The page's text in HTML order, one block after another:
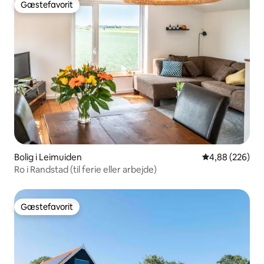
Gæstefavorit
Gæstefavorit
Bolig i Leimuiden 4,88 ud af 5 i
4,88 (226)
Ro i Randstad (til ferie eller arbejde)
Gæstefavorit
Gæstefavorit